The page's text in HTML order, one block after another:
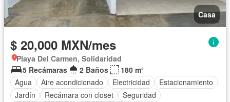
Casa
$ 20,000 MXN/mes
Playa Del Carmen, Solidaridad
5 Recámaras
2 Baños
180 m²
Agua
Aire acondicionado Electricidad
Estacionamiento
Jardín
Recámara con closet
Seguridad